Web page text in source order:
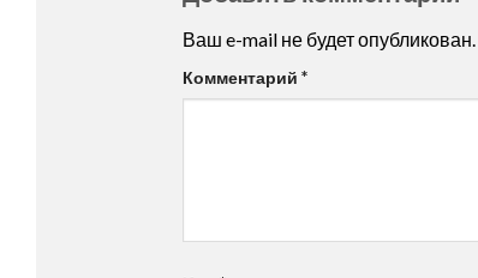
Ваш e-mail не будет опубликован.
Комментарий *